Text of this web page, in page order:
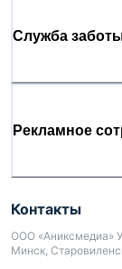
Служба
Рекламное
Контакты
ООО «Аниксмедиа»
Минск,